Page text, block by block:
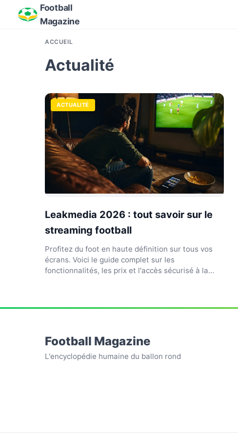
Football
Magazine
ACCUEIL
Actualité
ACTUALITÉ
Leakmedia 2026 : tout savoir sur le
streaming football
Profitez du foot en haute définition sur tous vos
écrans. Voici le guide complet sur les
fonctionnalités, les prix et l'accès sécurisé à la
Football Magazine
L'encyclopédie humaine du ballon rond